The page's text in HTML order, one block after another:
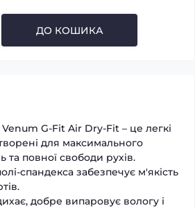
ДО КОШИКА
G-Fit Air Dry-Fit – це легкі
для максимального
та повної свободи рухів.
спандекса забезпечує м'якість
добре випаровує вологу і